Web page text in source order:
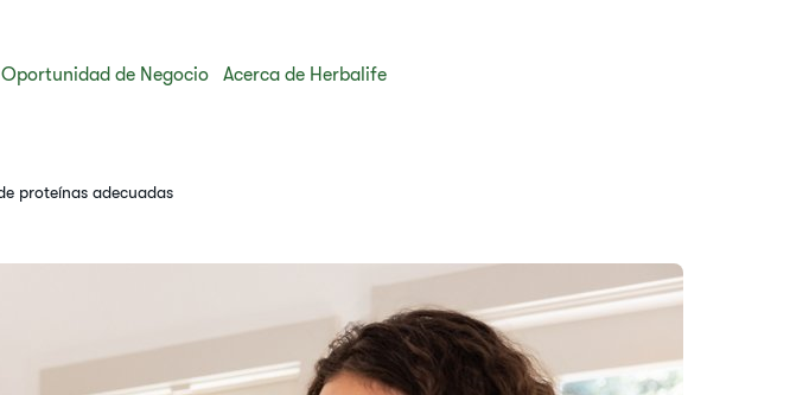
Oportunidad de Negocio Acerca de Herbalife
proteínas adecuadas